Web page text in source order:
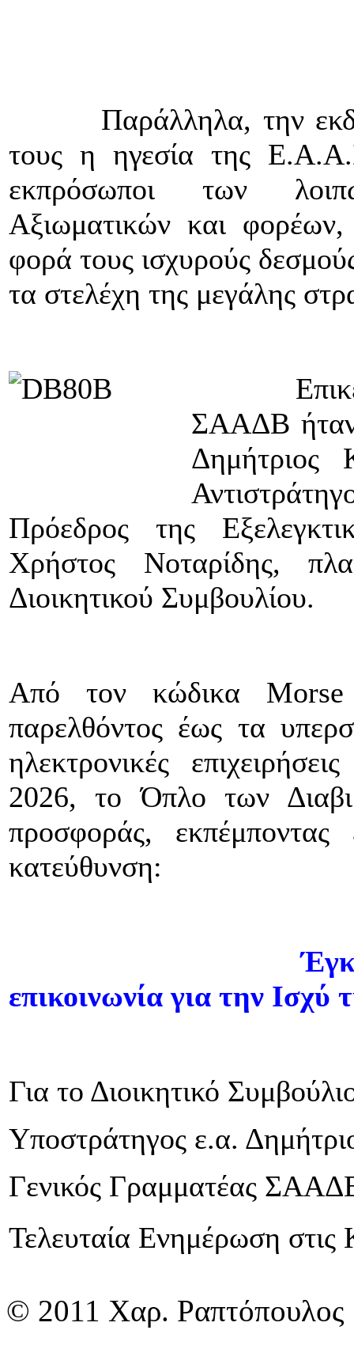
Παράλληλα, την
τους η ηγεσία της
εκπρόσωποι των
Αξιωματικών και φορέων,
φορά τους ισχυρούς
τα στελέχη της μεγάλης
ΣΑΑΔΒ ήταν
Δημήτριος
Πρόεδρος της
Χρήστος Νοταρίδης,
Διοικητικού Συμβουλίου.
Από τον κώδικα
παρελθόντος έως τα
ηλεκτρονικές
2026, το Όπλο των
προσφοράς,
κατεύθυνση:
επικοινωνία για την Ισχύ
Για το Διοικητικό
Υποστράτηγος ε.α.
Γενικός Γραμματέας
Τελευταία Ενημέρωση
© 2011 Χαρ. Ραπτόπουλος